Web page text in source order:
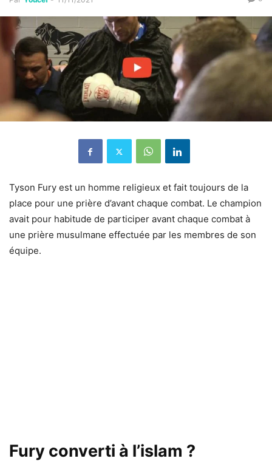
Tyson Fury est un homme religieux et fait toujours de la
place pour une prière d’avant chaque combat. Le champion
avait pour habitude de participer avant chaque combat à
une prière musulmane effectuée par les membres de son
équipe.
Fury converti à l’islam ?